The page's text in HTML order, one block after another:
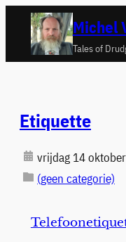
naar
Michel
Tales of
Etiquette
vrijdag 14
(geen categorie)